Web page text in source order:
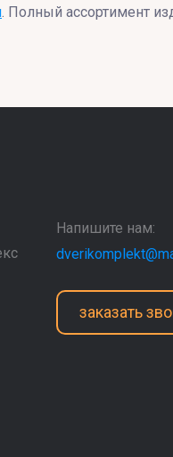
. Полный ассортимент
Напишите нам:
заказать